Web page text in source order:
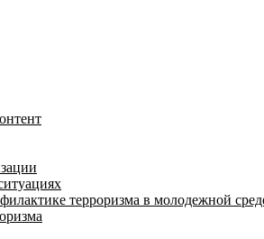
терроризма в молодежной